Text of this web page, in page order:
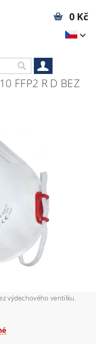
0 Kč
FFP2 R D BEZ
výdechového ventilku.